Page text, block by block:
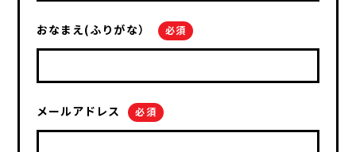
おなまえ(ふりがな） 必須
メールアドレス 必須